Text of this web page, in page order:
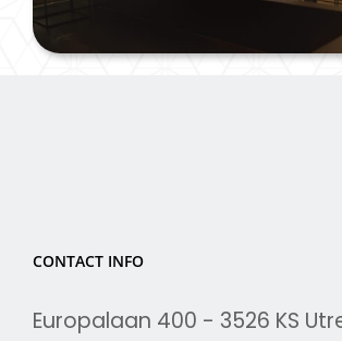
CONTACT INFO
Europalaan 400 - 3526 KS